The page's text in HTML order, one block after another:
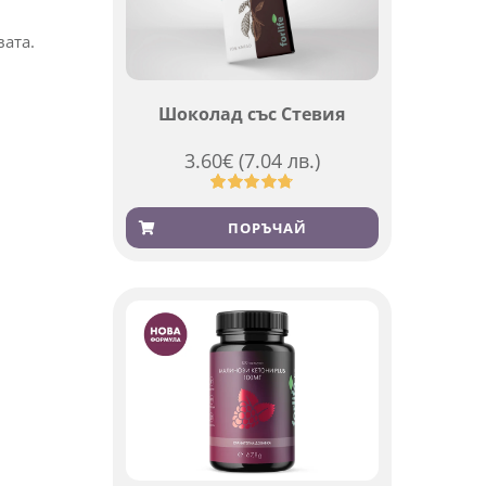
Шоколад със Стевия
3.60€ (7.04 лв.)
Оценен
4.79от 5,
185
ПОРЪЧАЙ